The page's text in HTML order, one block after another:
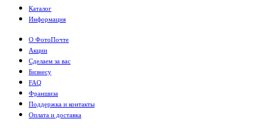
Каталог
Информация
О ФотоПочте
Акции
Сделаем за вас
Бизнесу
FAQ
Франшиза
Поддержка и контакты
Оплата и доставка